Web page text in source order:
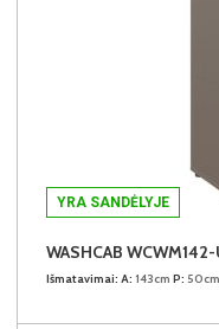
YRA SANDĖLYJE
WASHCAB
Išmatavimai: A: 143cm P: 50cm